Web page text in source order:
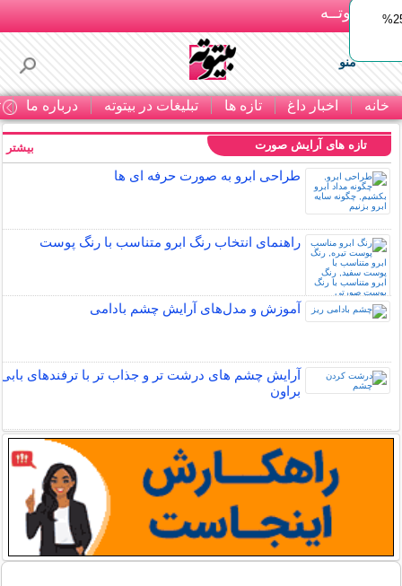
بـیتوتــه
منو
خانه اخبار داغ تازه ها تبلیغات در بیتوته درباره ما
ایمپلنت اقساطی با ضمانت مادام‌العمر+ 25%
تازه های آرایش صورت
طراحی ابرو به صورت حرفه ای ها
راهنمای انتخاب رنگ ابرو متناسب با رنگ پوست
آموزش و مدل‌های آرایش چشم بادامی
آرایش چشم های درشت تر و جذاب تر با ترفندهای بابی
براون
بیشتر